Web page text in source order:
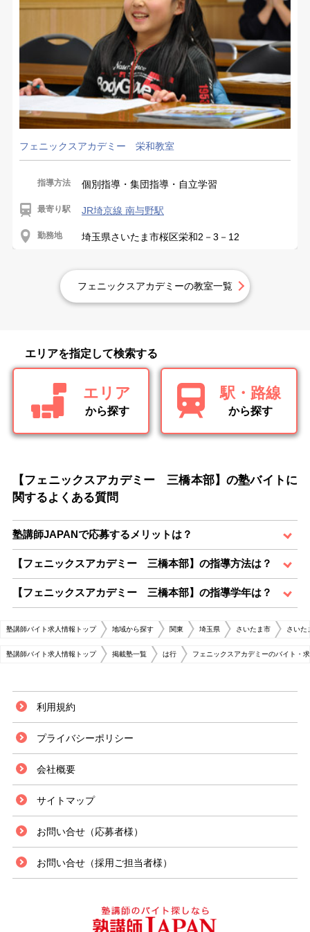
フェニックスアカデミー 栄和教室
指導方法 個別指導・集団指導・自立学習
最寄り駅 JR埼京線 南与野駅
勤務地 埼玉県さいたま市桜区栄和2－3－12
フェニックスアカデミーの教室一覧
エリアを指定して検索する
エリア
から探す
駅・路線
から探す
【フェニックスアカデミー 三橋本部】の塾バイトに
関するよくある質問
塾講師JAPANで応募するメリットは？
【フェニックスアカデミー 三橋本部】の指導方法は？
【フェニックスアカデミー 三橋本部】の指導学年は？
塾講師バイト求人情報トップ 地域から探す 関東 埼玉県 さいたま市 さいた
塾講師バイト求人情報トップ 掲載塾一覧 は行 フェニックスアカデミーのバイト・
利用規約
プライバシーポリシー
会社概要
サイトマップ
お問い合せ（応募者様）
お問い合せ（採用ご担当者様）